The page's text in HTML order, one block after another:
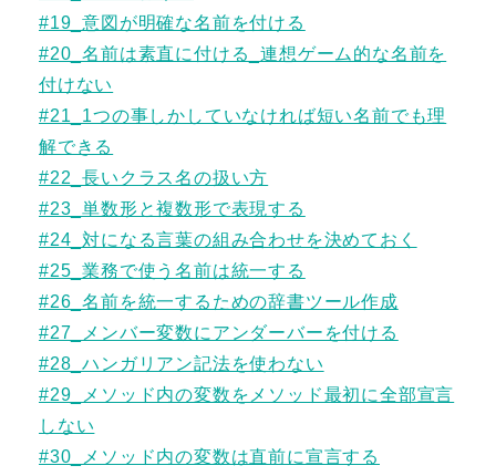
#19_意図が明確な名前を付ける
#20_名前は素直に付ける_連想ゲーム的な名前を
付けない
#21_1つの事しかしていなければ短い名前でも理
解できる
#22_長いクラス名の扱い方
#23_単数形と複数形で表現する
#24_対になる言葉の組み合わせを決めておく
#25_業務で使う名前は統一する
#26_名前を統一するための辞書ツール作成
#27_メンバー変数にアンダーバーを付ける
#28_ハンガリアン記法を使わない
#29_メソッド内の変数をメソッド最初に全部宣言
しない
#30_メソッド内の変数は直前に宣言する